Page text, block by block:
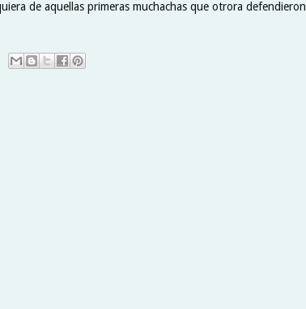
de aquellas primeras muchachas que otrora defendieron